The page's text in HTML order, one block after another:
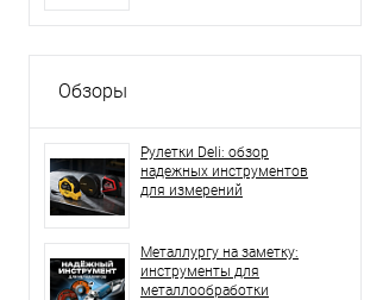
Обзоры
Рулетки Deli: обзор
надежных инструментов
для измерений
Металлургу на заметку:
инструменты для
металлообработки